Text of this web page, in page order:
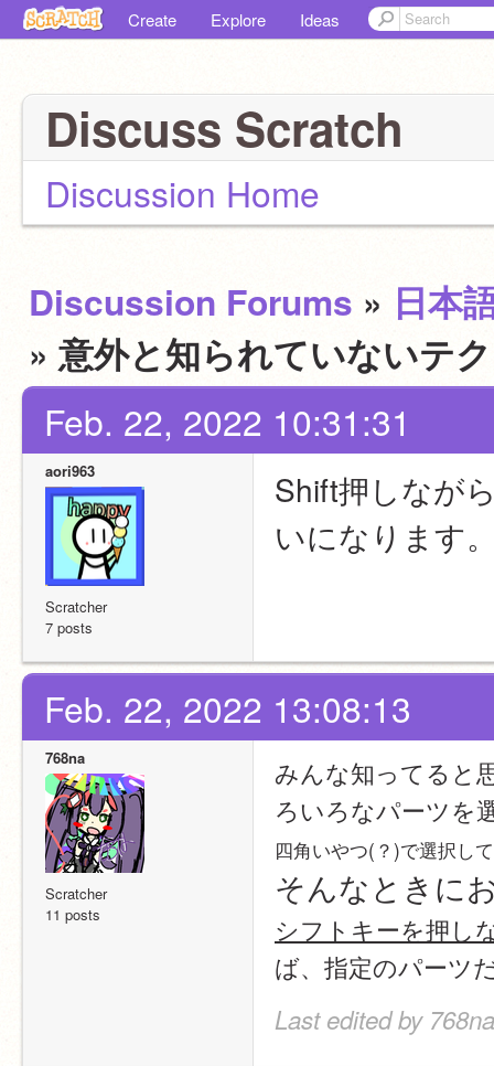
Create Explore Ideas
Discuss Scratch
Discussion Home
Discussion Forums » 日本
» 意外と知られていないテ
Feb. 22, 2022 10:31:31
aori963
Scratcher
7 posts
Shift押しなが
いになります
Feb. 22, 2022 13:08:13
768na
Scratcher
11 posts
みんな知ってると
ろいろなパーツを
四角いやつ(？)で選択し
そんなときに
シフトキーを押し
ば、指定のパーツ
Last edited by